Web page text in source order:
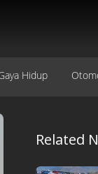
Hidup
Related